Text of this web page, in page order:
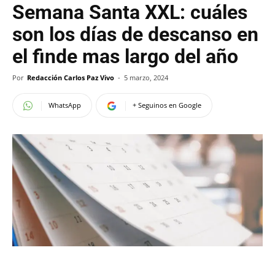
Semana Santa XXL: cuáles
son los días de descanso en
el finde mas largo del año
Por Redacción Carlos Paz Vivo - 5 marzo, 2024
WhatsApp + Seguinos en Google